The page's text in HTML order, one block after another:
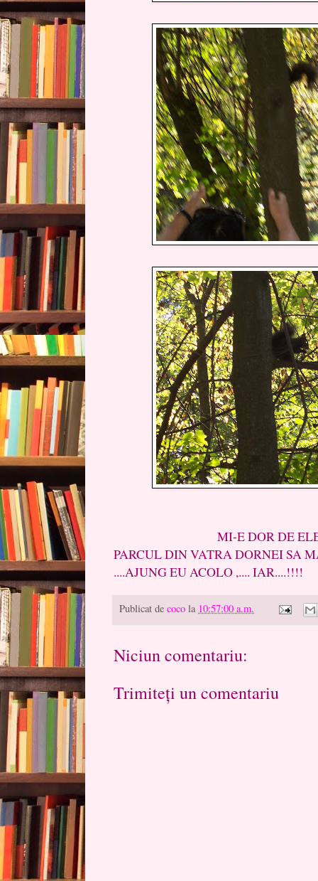
MI-E DOR DE ELE....AS
PARCUL DIN VATRA DORNEI SA
....AJUNG EU ACOLO ,.... IAR....!!!!
Publicat de coco la 10:57:00 a.m.
Niciun comentariu:
Trimiteți un comentariu